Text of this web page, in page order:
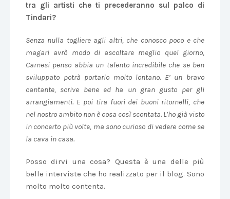
tra gli artisti che ti precederanno sul palco di
Tindari?
Senza nulla togliere agli altri, che conosco poco e che
magari avrò modo di ascoltare meglio quel giorno,
Carnesi penso abbia un talento incredibile che se ben
sviluppato potrà portarlo molto lontano. E’ un bravo
cantante, scrive bene ed ha un gran gusto per gli
arrangiamenti. E poi tira fuori dei buoni ritornelli, che
nel nostro ambito non è cosa così scontata. L’ho già visto
in concerto più volte, ma sono curioso di vedere come se
la cava in casa.
Posso dirvi una cosa? Questa è una delle più
belle interviste che ho realizzato per il blog. Sono
molto molto contenta.